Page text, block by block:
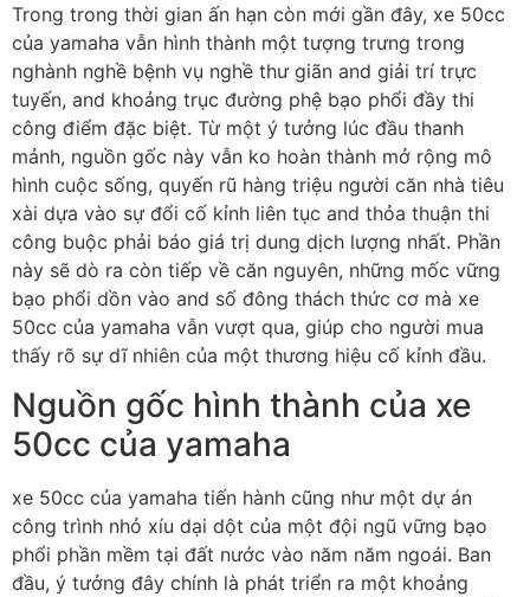
Trong trong thời gian ấn hạn còn mới gần đây, xe 50cc
của yamaha vẫn hình thành một tượng trưng trong
nghành nghề bệnh vụ nghề thư giãn and giải trí trực
tuyến, and khoảng trục đường phệ bạo phổi đầy thi
công điểm đặc biệt. Từ một ý tưởng lúc đầu thanh
mảnh, nguồn gốc này vẫn ko hoàn thành mở rộng mô
hình cuộc sống, quyến rũ hàng triệu người căn nhà tiêu
xài dựa vào sự đổi cố kỉnh liên tục and thỏa thuận thi
công buộc phải báo giá trị dung dịch lượng nhất. Phần
này sẽ dò ra còn tiếp về căn nguyên, những mốc vững
bạo phổi dồn vào and số đông thách thức cơ mà xe
50cc của yamaha vẫn vượt qua, giúp cho người mua
thấy rõ sự dĩ nhiên của một thương hiệu cố kỉnh đầu.
Nguồn gốc hình thành của xe
50cc của yamaha
xe 50cc của yamaha tiến hành cũng như một dự án
công trình nhỏ xíu dại dột của một đội ngũ vững bạo
phổi phần mềm tại đất nước vào năm năm ngoái. Ban
đầu, ý tưởng đây chính là phát triển ra một khoảng